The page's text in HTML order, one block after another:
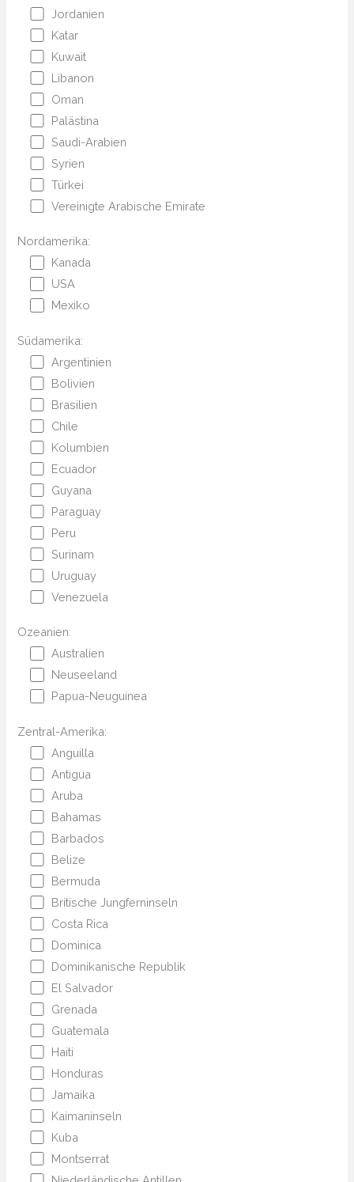
Jordanien
Katar
Kuwait
Libanon
Oman
Palästina
Saudi-Arabien
Syrien
Türkei
Vereinigte Arabische Emirate
Nordamerika:
Kanada
USA
Mexiko
Südamerika:
Argentinien
Bolivien
Brasilien
Chile
Kolumbien
Ecuador
Guyana
Paraguay
Peru
Surinam
Uruguay
Venezuela
Ozeanien:
Australien
Neuseeland
Papua-Neuguinea
Zentral-Amerika:
Anguilla
Antigua
Aruba
Bahamas
Barbados
Belize
Bermuda
Britische Jungferninseln
Costa Rica
Dominica
Dominikanische Republik
El Salvador
Grenada
Guatemala
Haiti
Honduras
Jamaika
Kaimaninseln
Kuba
Montserrat